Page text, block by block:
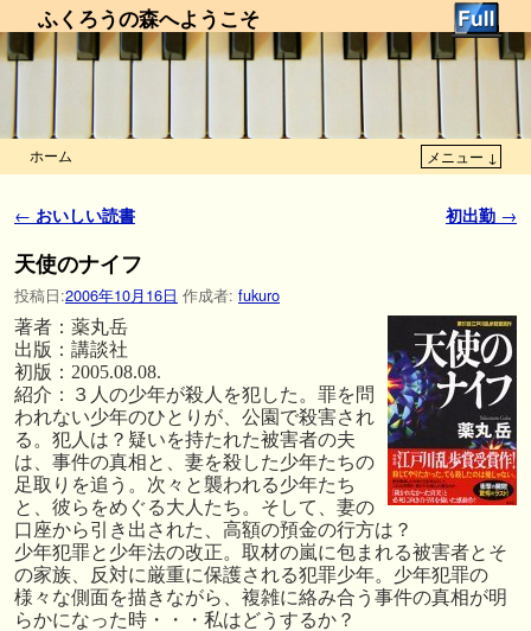
ふくろうの森へようこそ
ホーム メニュー ↓
投稿ナビゲーション
← おいしい読書 初出勤 →
天使のナイフ
投稿日:2006年10月16日 作成者: fukuro
著者：薬丸岳
出版：講談社
初版：2005.08.08.
紹介：３人の少年が殺人を犯した。罪を問
われない少年のひとりが、公園で殺害され
る。犯人は？疑いを持たれた被害者の夫
は、事件の真相と、妻を殺した少年たちの
足取りを追う。次々と襲われる少年たち
と、彼らをめぐる大人たち。そして、妻の
口座から引き出された、高額の預金の行方は？
少年犯罪と少年法の改正。取材の嵐に包まれる被害者とそ
の家族、反対に厳重に保護される犯罪少年。少年犯罪の
様々な側面を描きながら、複雑に絡み合う事件の真相が明
らかになった時・・・私はどうするか？